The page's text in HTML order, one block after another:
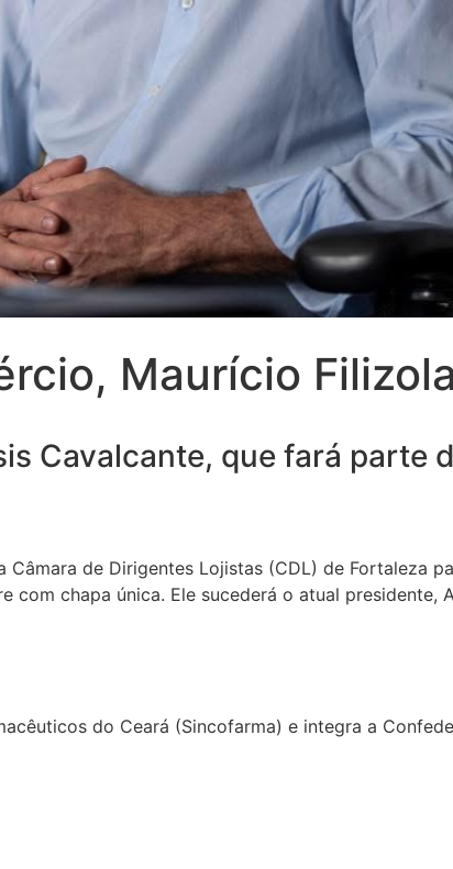
Maurício
Cavalcante, que fará parte
de Dirigentes Lojistas (CDL) de Fortaleza
chapa única. Ele sucederá o atual
do Ceará (Sincofarma) e integra a